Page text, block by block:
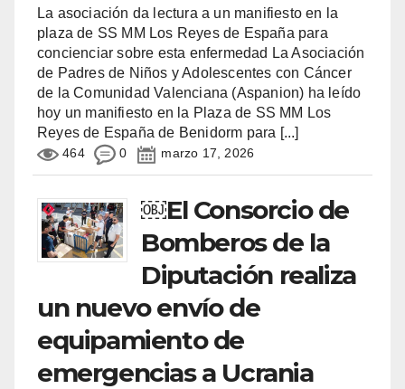
La asociación da lectura a un manifiesto en la
plaza de SS MM Los Reyes de España para
concienciar sobre esta enfermedad La Asociación
de Padres de Niños y Adolescentes con Cáncer
de la Comunidad Valenciana (Aspanion) ha leído
hoy un manifiesto en la Plaza de SS MM Los
Reyes de España de Benidorm para [...]
464 0 marzo 17, 2026
￼El Consorcio de
Bomberos de la
Diputación realiza
un nuevo envío de
equipamiento de
emergencias a Ucrania